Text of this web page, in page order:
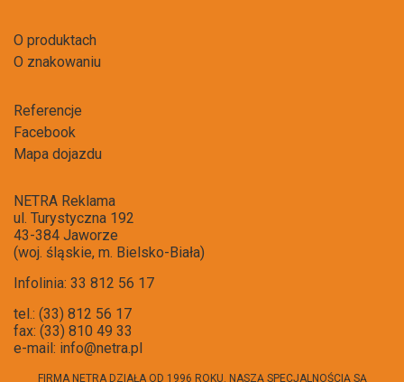
O produktach
O znakowaniu
Referencje
Facebook
Mapa dojazdu
NETRA Reklama
ul. Turystyczna 192
43-384 Jaworze
(woj. śląskie, m. Bielsko-Biała)
Infolinia: 33 812 56 17
tel.: (33) 812 56 17
fax: (33) 810 49 33
e-mail: info@netra.pl
FIRMA NETRA DZIAŁA OD 1996 ROKU. NASZĄ SPECJALNOŚCIĄ SĄ